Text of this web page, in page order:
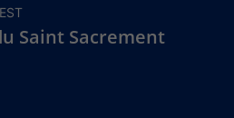
Saint Sacrement